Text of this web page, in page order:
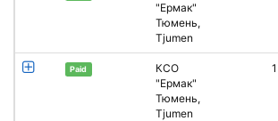
"Ермак"
Тюмень,
Tjumen
Paid
КСО
"Ермак"
Тюмень,
Tjumen
1